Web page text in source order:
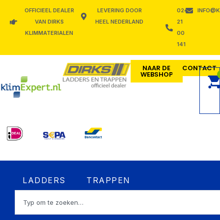
OFFICIEEL DEALER
VAN DIRKS
KLIMMATERIALEN
LEVERING DOOR
HEEL NEDERLAND
024
21
00
141
NAAR DE
WEBSHOP
CONTACT
LADDERS Open LADDERS
TRAPPEN